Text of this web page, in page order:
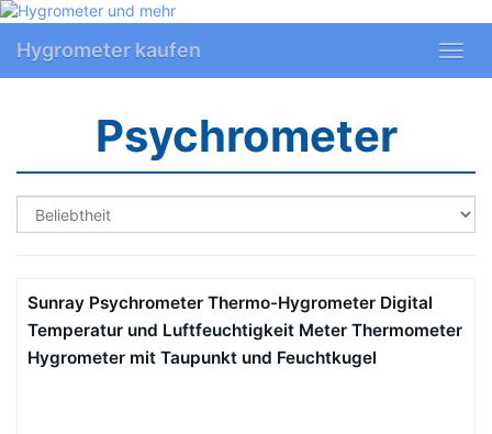
Skip
main
content
Hygrometer kaufen
Psychrometer
Sunray Psychrometer Thermo-Hygrometer Digital
Temperatur und Luftfeuchtigkeit Meter Thermometer
Hygrometer mit Taupunkt und Feuchtkugel